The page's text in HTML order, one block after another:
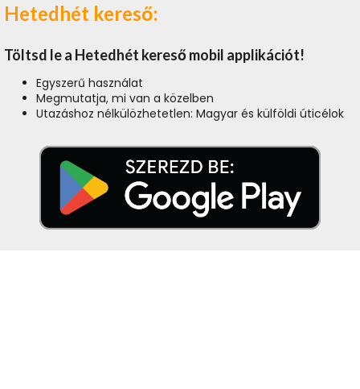
Hetedhét kereső:
Töltsd le a Hetedhét kereső mobil applikációt!
Egyszerű használat
Megmutatja, mi van a közelben
Utazáshoz nélkülözhetetlen: Magyar és külföldi úticélok